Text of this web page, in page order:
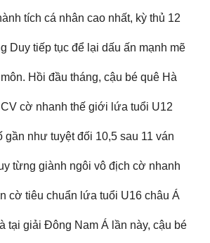
tích cá nhân cao nhất, kỳ thủ 12
Duy tiếp tục để lại dấu ấn mạnh mẽ
Hồi đầu tháng, cậu bé quê Hà
cờ nhanh thế giới lứa tuổi U12
gần như tuyệt đối 10,5 sau 11 ván
từng giành ngôi vô địch cờ nhanh
cờ tiêu chuẩn lứa tuổi U16 châu Á
tại giải Đông Nam Á lần này, cậu bé